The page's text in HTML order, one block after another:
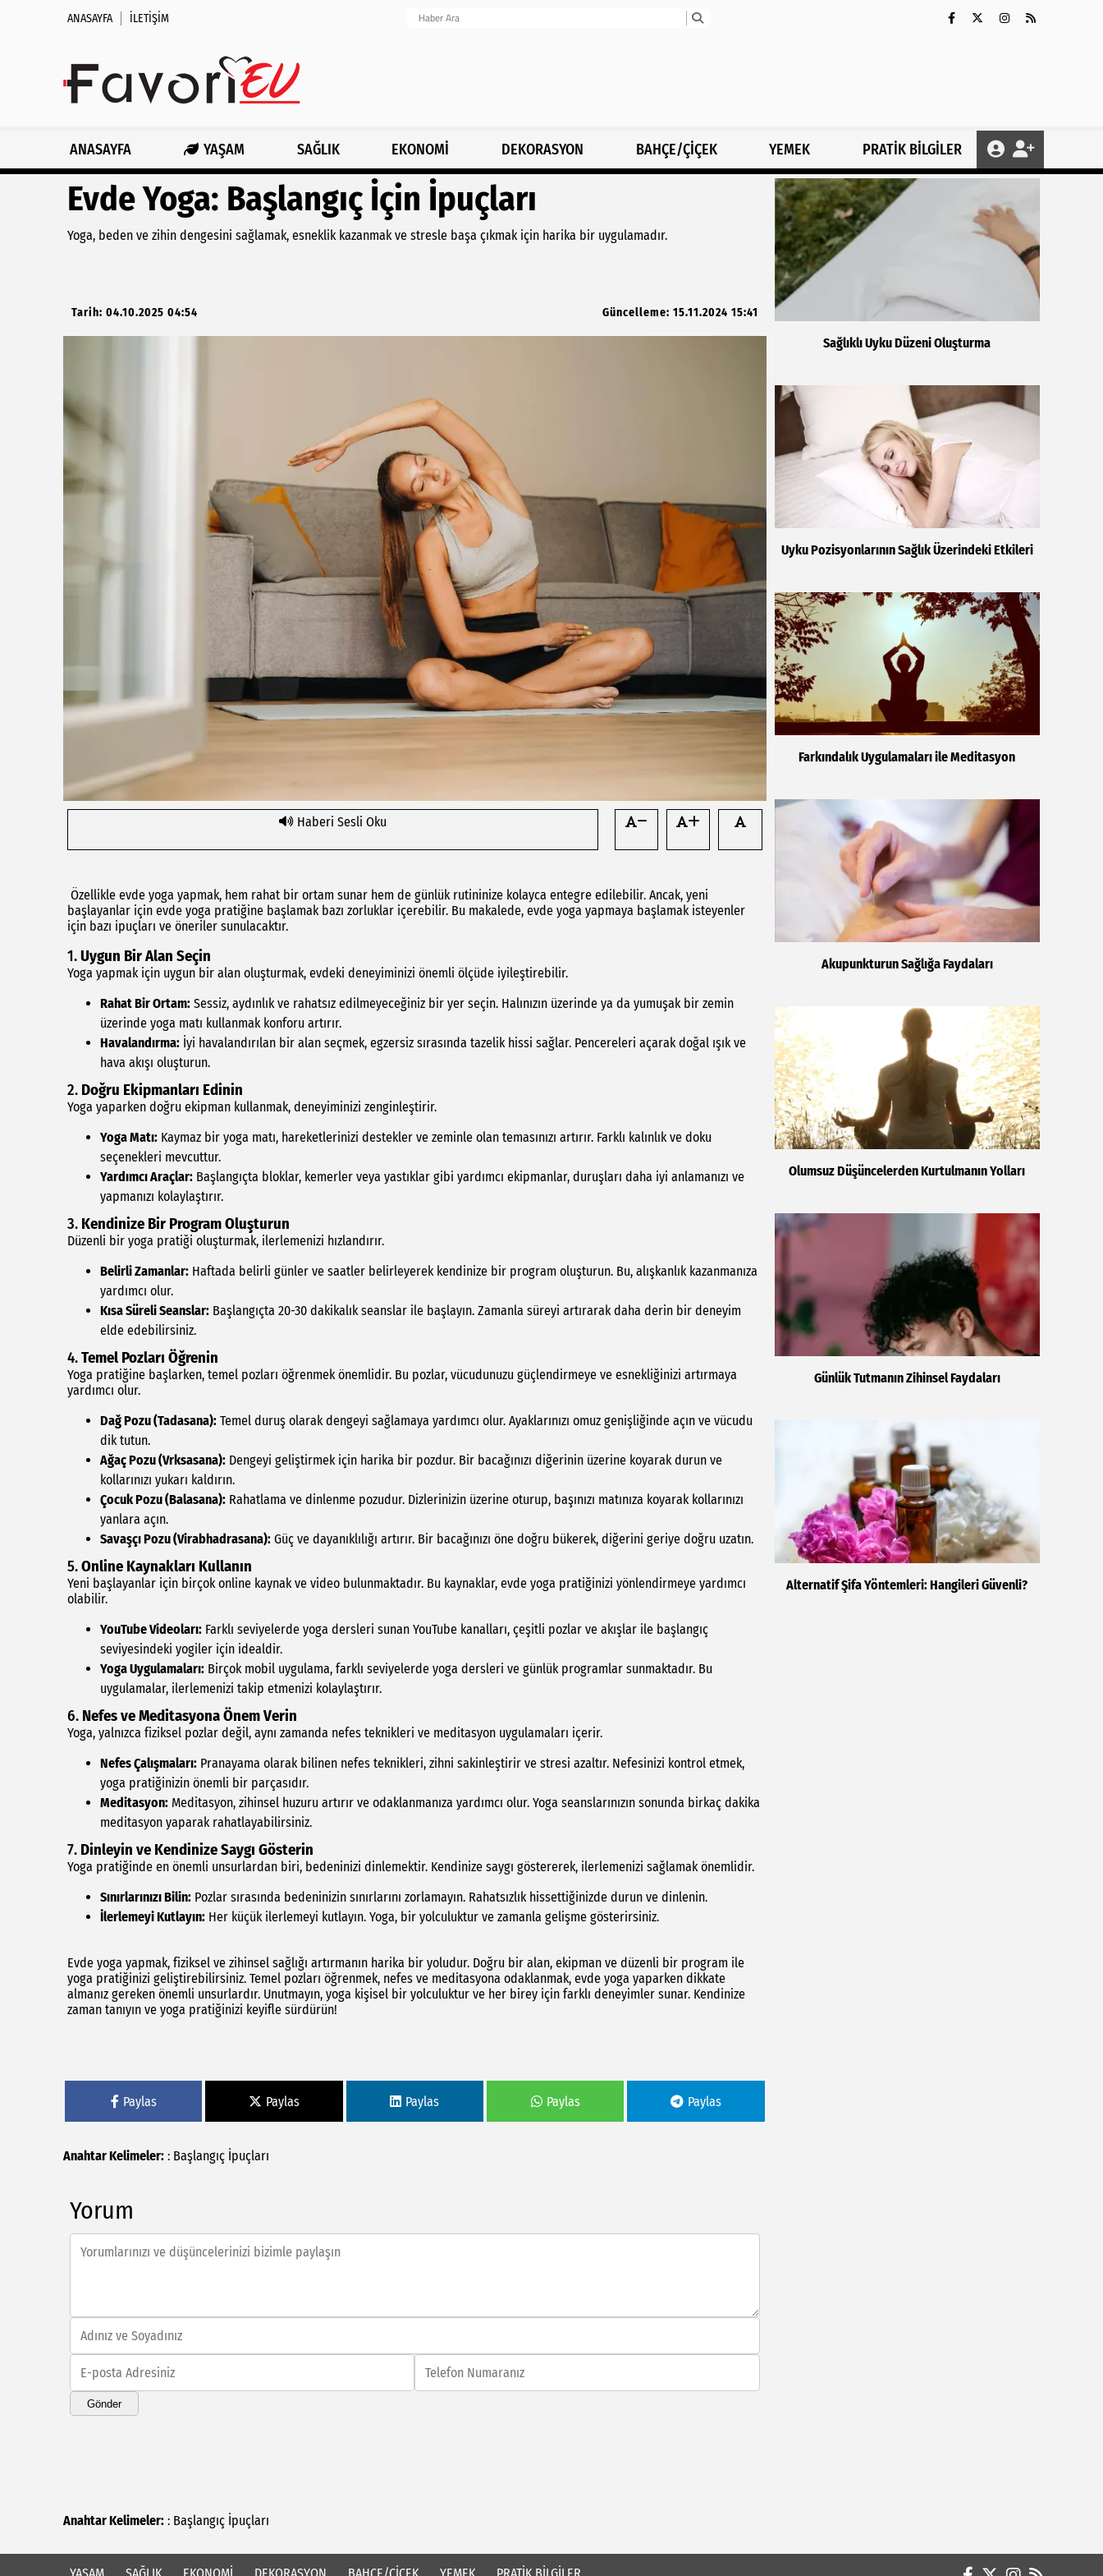
ANASAYFA İLETIŞIM
ANASAYFA YAŞAM SAĞLIK EKONOMİ DEKORASYON BAHÇE/ÇİÇEK YEMEK PRATİK BİLGİLER
Evde Yoga: Başlangıç İçin İpuçları
Yoga, beden ve zihin dengesini sağlamak, esneklik kazanmak ve stresle başa çıkmak için harika bir uygulamadır.
Tarih: 04.10.2025 04:54 Güncelleme: 15.11.2024 15:41
Haberi Sesli Oku
Özellikle evde yoga yapmak, hem rahat bir ortam sunar hem de günlük rutininize kolayca entegre edilebilir. Ancak, yeni
başlayanlar için evde yoga pratiğine başlamak bazı zorluklar içerebilir. Bu makalede, evde yoga yapmaya başlamak isteyenler
için bazı ipuçları ve öneriler sunulacaktır.
1.Uygun Bir Alan Seçin
Yoga yapmak için uygun bir alan oluşturmak, evdeki deneyiminizi önemli ölçüde iyileştirebilir.
Rahat Bir Ortam: Sessiz, aydınlık ve rahatsız edilmeyeceğiniz bir yer seçin. Halınızın üzerinde ya da yumuşak bir zemin
üzerinde yoga matı kullanmak konforu artırır.
Havalandırma: İyi havalandırılan bir alan seçmek, egzersiz sırasında tazelik hissi sağlar. Pencereleri açarak doğal ışık ve
hava akışı oluşturun.
2. Doğru Ekipmanları Edinin
Yoga yaparken doğru ekipman kullanmak, deneyiminizi zenginleştirir.
Yoga Matı: Kaymaz bir yoga matı, hareketlerinizi destekler ve zeminle olan temasınızı artırır. Farklı kalınlık ve doku
seçenekleri mevcuttur.
Yardımcı Araçlar: Başlangıçta bloklar, kemerler veya yastıklar gibi yardımcı ekipmanlar, duruşları daha iyi anlamanızı ve
yapmanızı kolaylaştırır.
3. Kendinize Bir Program Oluşturun
Düzenli bir yoga pratiği oluşturmak, ilerlemenizi hızlandırır.
Belirli Zamanlar: Haftada belirli günler ve saatler belirleyerek kendinize bir program oluşturun. Bu, alışkanlık kazanmanıza
yardımcı olur.
Kısa Süreli Seanslar: Başlangıçta 20-30 dakikalık seanslar ile başlayın. Zamanla süreyi artırarak daha derin bir deneyim
elde edebilirsiniz.
4.Temel Pozları Öğrenin
Yoga pratiğine başlarken, temel pozları öğrenmek önemlidir. Bu pozlar, vücudunuzu güçlendirmeye ve esnekliğinizi artırmaya
yardımcı olur.
Dağ Pozu (Tadasana): Temel duruş olarak dengeyi sağlamaya yardımcı olur. Ayaklarınızı omuz genişliğinde açın ve vücudu
dik tutun.
Ağaç Pozu (Vrksasana): Dengeyi geliştirmek için harika bir pozdur. Bir bacağınızı diğerinin üzerine koyarak durun ve
kollarınızı yukarı kaldırın.
Çocuk Pozu (Balasana): Rahatlama ve dinlenme pozudur. Dizlerinizin üzerine oturup, başınızı matınıza koyarak kollarınızı
yanlara açın.
Savaşçı Pozu (Virabhadrasana): Güç ve dayanıklılığı artırır. Bir bacağınızı öne doğru bükerek, diğerini geriye doğru uzatın.
5.Online Kaynakları Kullanın
Yeni başlayanlar için birçok online kaynak ve video bulunmaktadır. Bu kaynaklar, evde yoga pratiğinizi yönlendirmeye yardımcı
olabilir.
YouTube Videoları: Farklı seviyelerde yoga dersleri sunan YouTube kanalları, çeşitli pozlar ve akışlar ile başlangıç
seviyesindeki yogiler için idealdir.
Yoga Uygulamaları: Birçok mobil uygulama, farklı seviyelerde yoga dersleri ve günlük programlar sunmaktadır. Bu
uygulamalar, ilerlemenizi takip etmenizi kolaylaştırır.
6. Nefes ve Meditasyona Önem Verin
Yoga, yalnızca fiziksel pozlar değil, aynı zamanda nefes teknikleri ve meditasyon uygulamaları içerir.
Nefes Çalışmaları: Pranayama olarak bilinen nefes teknikleri, zihni sakinleştirir ve stresi azaltır. Nefesinizi kontrol etmek,
yoga pratiğinizin önemli bir parçasıdır.
Meditasyon: Meditasyon, zihinsel huzuru artırır ve odaklanmanıza yardımcı olur. Yoga seanslarınızın sonunda birkaç dakika
meditasyon yaparak rahatlayabilirsiniz.
7. Dinleyin ve Kendinize Saygı Gösterin
Yoga pratiğinde en önemli unsurlardan biri, bedeninizi dinlemektir. Kendinize saygı göstererek, ilerlemenizi sağlamak önemlidir.
Sınırlarınızı Bilin: Pozlar sırasında bedeninizin sınırlarını zorlamayın. Rahatsızlık hissettiğinizde durun ve dinlenin.
İlerlemeyi Kutlayın: Her küçük ilerlemeyi kutlayın. Yoga, bir yolculuktur ve zamanla gelişme gösterirsiniz.
Evde yoga yapmak, fiziksel ve zihinsel sağlığı artırmanın harika bir yoludur. Doğru bir alan, ekipman ve düzenli bir program ile
yoga pratiğinizi geliştirebilirsiniz. Temel pozları öğrenmek, nefes ve meditasyona odaklanmak, evde yoga yaparken dikkate
almanız gereken önemli unsurlardır. Unutmayın, yoga kişisel bir yolculuktur ve her birey için farklı deneyimler sunar. Kendinize
zaman tanıyın ve yoga pratiğinizi keyifle sürdürün!
Paylas Paylas Paylas Paylas Paylas
Anahtar Kelimeler: : Başlangıç İpuçları
Yorum
Gönder
Anahtar Kelimeler: : Başlangıç İpuçları
Sağlıklı Uyku Düzeni Oluşturma
Uyku Pozisyonlarının Sağlık Üzerindeki Etkileri
Farkındalık Uygulamaları ile Meditasyon
Akupunkturun Sağlığa Faydaları
Olumsuz Düşüncelerden Kurtulmanın Yolları
Günlük Tutmanın Zihinsel Faydaları
Alternatif Şifa Yöntemleri: Hangileri Güvenli?